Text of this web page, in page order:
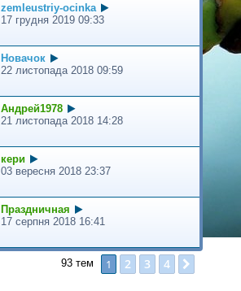
zemleustriy-ocinka
17 грудня 2019 09:33
Новачок
22 листопада 2018 09:59
Андрей1978
21 листопада 2018 14:28
кери
03 вересня 2018 23:37
Праздничная
17 серпня 2018 16:41
93 тем 1 2 3 4